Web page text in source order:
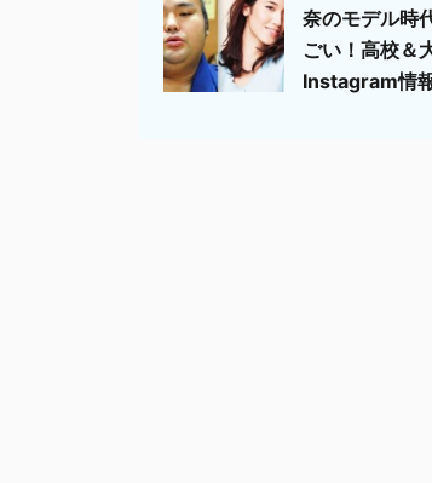
奈のモデル時
ごい！高校＆
Instagram情